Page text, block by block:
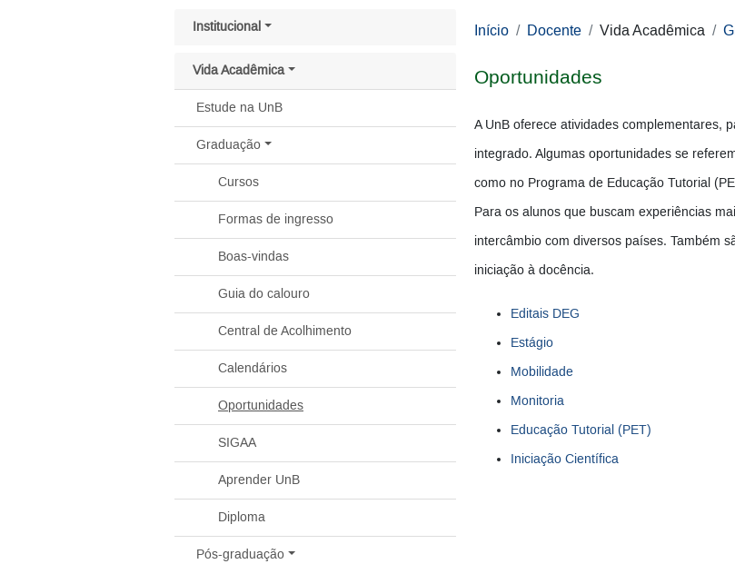
Institucional
Vida Acadêmica
Estude na UnB
Graduação
Cursos
Formas de ingresso
Boas-vindas
Guia do calouro
Central de Acolhimento
Calendários
Oportunidades
SIGAA
Aprender UnB
Diploma
Pós-graduação
Início Docente Vida Acadêmica
Oportunidades
A UnB oferece atividades complementares,
integrado. Algumas oportunidades se
como no Programa de Educação Tutorial
Para os alunos que buscam experiências
intercâmbio com diversos países. Também
iniciação à docência.
Editais DEG
Estágio
Mobilidade
Monitoria
Educação Tutorial (PET)
Iniciação Científica